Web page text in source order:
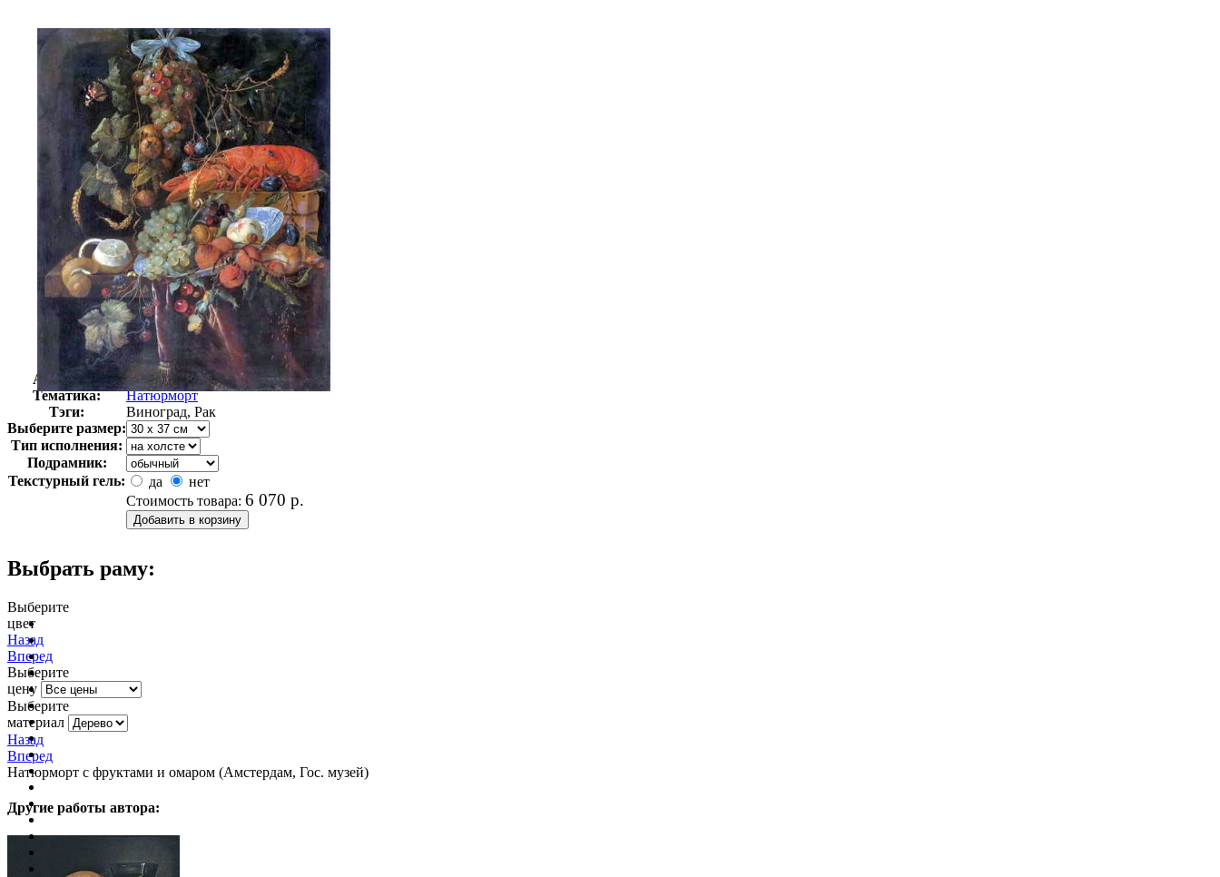
Автор:
Хем де Ян
Арт-стиль
Голландская живопись
Тематика:
Натюрморт
Тэги:
Виноград, Рак
Выберите размер:
Тип исполнения:
Подрамник:
Текстурный гель:
да
нет
Стоимость товара: 6 070 р.
Выбрать раму:
Выберите
цвет
Назад
Вперед
Выберите
цену
Выберите
материал
Назад
Вперед
Натюрморт с фруктами и омаром (Амстердам, Гос. музей)
Другие работы автора: